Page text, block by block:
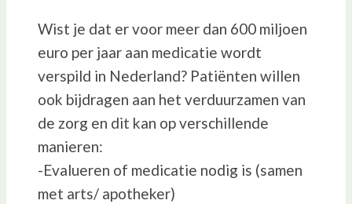
Wist je dat er voor meer dan 600 miljoen
euro per jaar aan medicatie wordt
verspild in Nederland? Patiënten willen
ook bijdragen aan het verduurzamen van
de zorg en dit kan op verschillende
manieren:
-Evalueren of medicatie nodig is (samen
met arts/ apotheker)